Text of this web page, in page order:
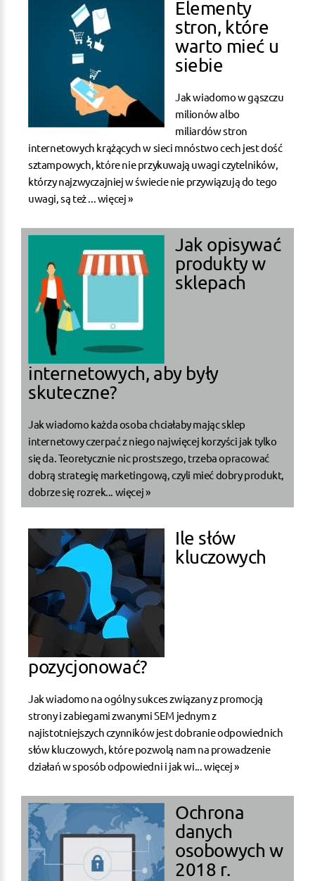
Elementy
stron, które
warto mieć u
siebie
Jak wiadomo w gąszczu
milionów albo
miliardów stron
internetowych krążących w sieci mnóstwo cech jest dość
sztampowych, które nie przykuwają uwagi czytelników,
którzy najzwyczajniej w świecie nie przywiązują do tego
uwagi, są też ... więcej »
Jak opisywać
produkty w
sklepach
internetowych, aby były
skuteczne?
Jak wiadomo każda osoba chciałaby mając sklep
internetowy czerpać z niego najwięcej korzyści jak tylko
się da. Teoretycznie nic prostszego, trzeba opracować
dobrą strategię marketingową, czyli mieć dobry produkt,
dobrze się rozrek... więcej »
Ile słów
kluczowych
pozycjonować?
Jak wiadomo na ogólny sukces związany z promocją
strony i zabiegami zwanymi SEM jednym z
najistotniejszych czynników jest dobranie odpowiednich
słów kluczowych, które pozwolą nam na prowadzenie
działań w sposób odpowiedni i jak wi...więcej »
Ochrona
danych
osobowych w
2018 r.